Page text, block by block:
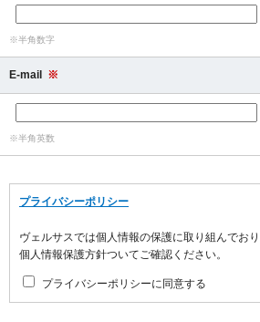
※半角数字
E-mail ※
※半角英数
プライバシーポリシー
ヴェルサスでは個人情報の保護に取り組んでおり
個人情報保護方針ついてご確認ください。
プライバシーポリシーに同意する